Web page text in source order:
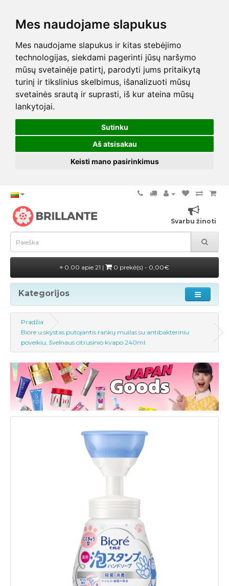
Mes naudojame slapukus
Mes naudojame slapukus ir kitas stebėjimo
technologijas, siekdami pagerinti jūsų naršymo
mūsų svetainėje patirtį, parodyti jums pritaikytą
turinį ir tikslinius skelbimus, išanalizuoti mūsų
svetainės srautą ir suprasti, iš kur ateina mūsų
lankytojai.
Sutinku
Aš atsisakau
Keisti mano pasirinkimus
Svarbu žinoti
0.00 apie 21 | 0 prekė(s) - 0,00€
Kategorijos
Pradžia
Biore u skystas putojantis rankų muilas su antibakteriniu
poveikiu, švelnaus citrusinio kvapo 240ml